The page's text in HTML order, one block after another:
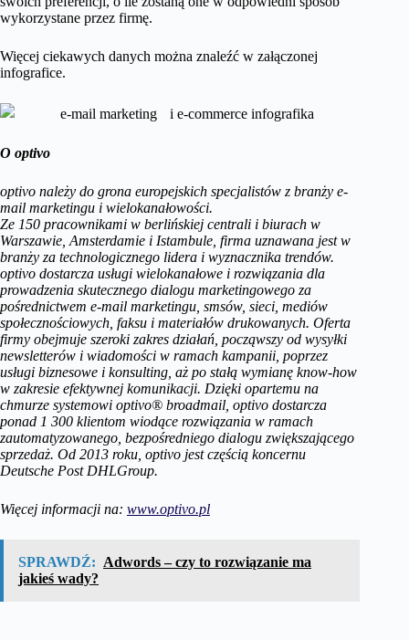
wykorzystane przez firmę.
Więcej ciekawych danych można znaleźć w załączonej
infografice.
O optivo
optivo należy do grona europejskich specjalistów z branży e-
mail marketingu i wielokanałowości.
Ze 150 pracownikami w berlińskiej centrali i biurach w
Warszawie, Amsterdamie i Istambule, firma uznawana jest w
branży za technologicznego lidera i wyznacznika trendów.
optivo dostarcza usługi wielokanałowe i rozwiązania dla
prowadzenia skutecznego dialogu marketingowego za
pośrednictwem e-mail marketingu, smsów, sieci, mediów
społecznościowych, faksu i materiałów drukowanych. Oferta
firmy obejmuje szeroki zakres działań, począwszy od wysyłki
newsletterów i wiadomości w ramach kampanii, poprzez
usługi biznesowe i konsulting, aż po stałą wymianę know-how
w zakresie efektywnej komunikacji. Dzięki opartemu na
chmurze systemowi optivo® broadmail, optivo dostarcza
ponad 1 300 klientom wiodące rozwiązania w ramach
zautomatyzowanego, bezpośredniego dialogu zwiększającego
sprzedaż. Od 2013 roku, optivo jest częścią koncernu
Deutsche Post DHLGroup.
Więcej informacji na: www.optivo.pl
SPRAWDŹ: Adwords – czy to rozwiązanie ma
jakieś wady?